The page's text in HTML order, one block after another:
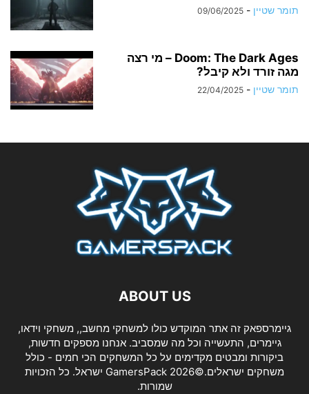
תומר שטיין -
09/06/2025
Doom: The Dark Ages – מי רצה
מגה זורד ולא קיבל?
תומר שטיין -
22/04/2025
ABOUT US
גיימרספאק זה אתר המוקדש כולו למשחקי מחשב,, משחקי וידאו,
גיימרים, התעשייה וכל מה שמסביב. אנחנו מספקים חדשות,
ביקורות ומבטים מקדימים על כל המשחקים הכי חמים - כולל
משחקים ישראלים.©2026 GamersPack ישראל. כל הזכויות
שמורות.